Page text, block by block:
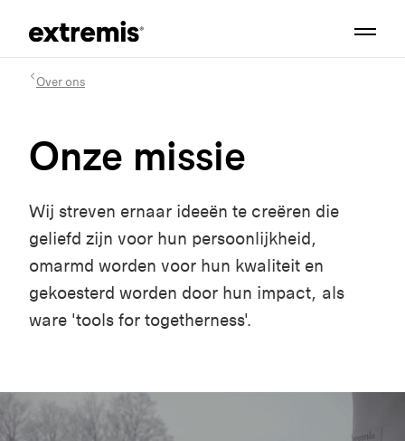
Over ons
Onze missie
Wij streven ernaar ideeën te creëren die
geliefd zijn voor hun persoonlijkheid,
omarmd worden voor hun kwaliteit en
gekoesterd worden door hun impact, als
ware 'tools for togetherness'.